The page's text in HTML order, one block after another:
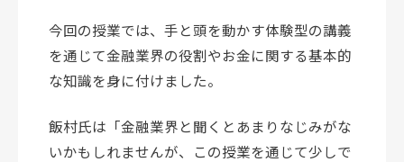
今回の授業では、手と頭を動かす体験型の講義
を通じて金融業界の役割やお金に関する基本的
な知識を身に付けました。
飯村氏は「金融業界と聞くとあまりなじみがな
いかもしれませんが、この授業を通じて少しで